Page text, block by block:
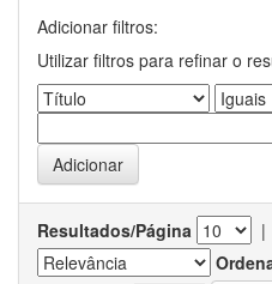
Adicionar filtros:
Utilizar filtros para refinar o
Resultados/Página |